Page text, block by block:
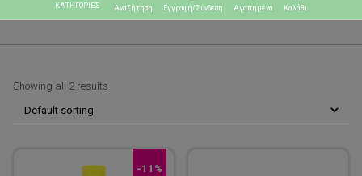
ΚΑΤΗΓΟΡΙΕΣ Αναζήτηση Εγγραφή/Σύνδεση Αγαπημένα Καλάθι
Showing all 2 results
-11%